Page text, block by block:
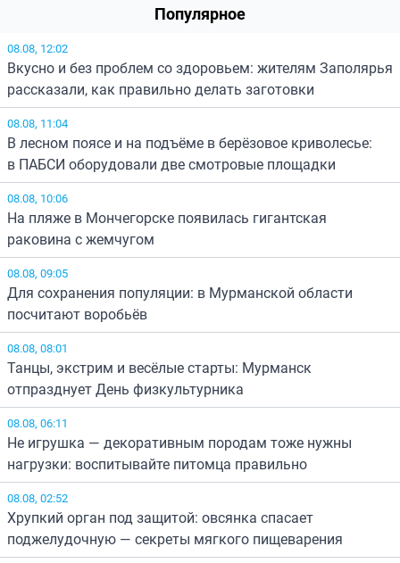
Популярное
08.08, 12:02
Вкусно и без проблем со здоровьем: жителям Заполярья
рассказали, как правильно делать заготовки
08.08, 11:04
В лесном поясе и на подъёме в берёзовое криволесье:
в ПАБСИ оборудовали две смотровые площадки
08.08, 10:06
На пляже в Мончегорске появилась гигантская
раковина с жемчугом
08.08, 09:05
Для сохранения популяции: в Мурманской области
посчитают воробьёв
08.08, 08:01
Танцы, экстрим и весёлые старты: Мурманск
отпразднует День физкультурника
08.08, 06:11
Не игрушка — декоративным породам тоже нужны
нагрузки: воспитывайте питомца правильно
08.08, 02:52
Хрупкий орган под защитой: овсянка спасает
поджелудочную — секреты мягкого пищеварения